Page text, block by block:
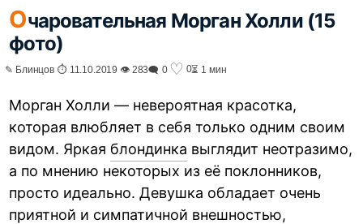
Очаровательная Морган Холли (15
фото)
✎ Блинцов ⏱ 11.10.2019 👁 283🗨 0 ♡ 0⏳ 1 мин
Морган Холли — невероятная красотка,
которая влюбляет в себя только одним своим
видом. Яркая блондинка выглядит неотразимо,
а по мнению некоторых из её поклонников,
просто идеально. Девушка обладает очень
приятной и симпатичной внешностью,